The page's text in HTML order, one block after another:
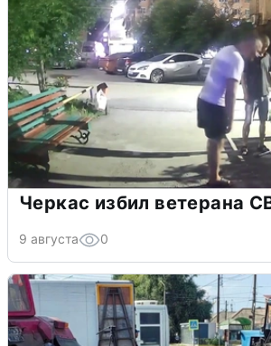
Черкас избил ветерана
9 августа 0